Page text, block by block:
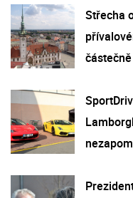
Střecha